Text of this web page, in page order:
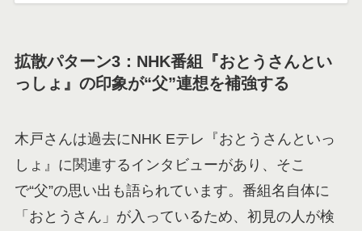
拡散パターン3：NHK番組『おとうさんとい
っしょ』の印象が“父”連想を補強する
木戸さんは過去にNHK Eテレ『おとうさんといっ
しょ』に関連するインタビューがあり、そこ
で“父”の思い出も語られています。番組名自体に
「おとうさん」が入っているため、初見の人が検